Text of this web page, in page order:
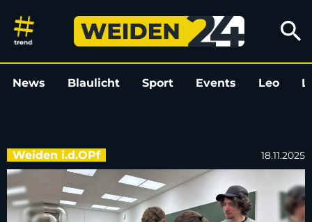
Schüler*innen der Lobkowitz-
search
News Blaulicht Sport Events Leo
Weiden i.d.OPf 18.11.2025